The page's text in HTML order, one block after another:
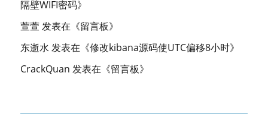
隔壁WIFI密码》
萱萱发表在《留言板》
东逝水 发表在《修改kibana源码使UTC偏移8小时》
CrackQuan 发表在《留言板》